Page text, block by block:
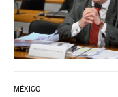
MÉXICO